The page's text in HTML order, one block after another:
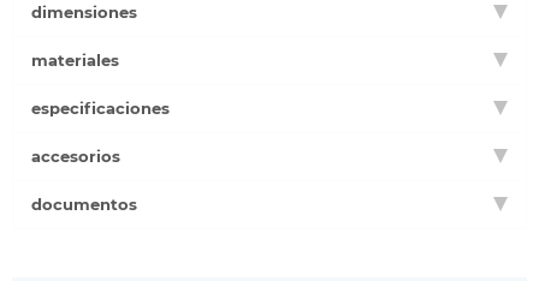
dimensiones
materiales
especificaciones
accesorios
documentos